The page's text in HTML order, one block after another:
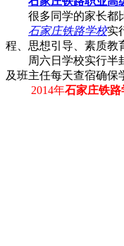
很多同学的家长都比
石家庄铁路学校实
程、思想引导、素质教
周六日学校实行半封
及班主任每天查宿确保
2014年石家庄铁路